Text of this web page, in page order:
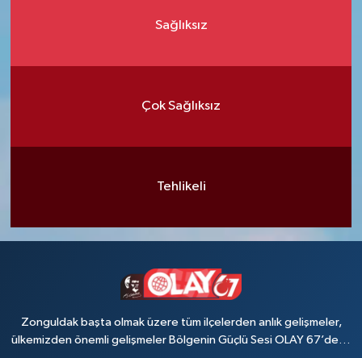
Sağlıksız
Çok Sağlıksız
Tehlikeli
Zonguldak başta olmak üzere tüm ilçelerden anlık gelişmeler,
ülkemizden önemli gelişmeler Bölgenin Güçlü Sesi OLAY 67’de…